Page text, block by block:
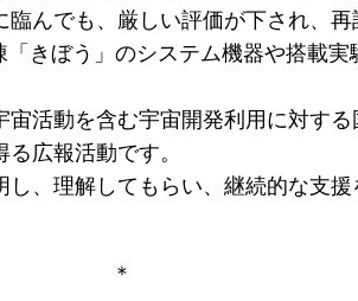
んでも、厳しい評価が下され、再
「きぼう」のシステム機器や搭載
宙活動を含む宇宙開発利用に対す
広報活動です。
、理解してもらい、継続的な支
＊